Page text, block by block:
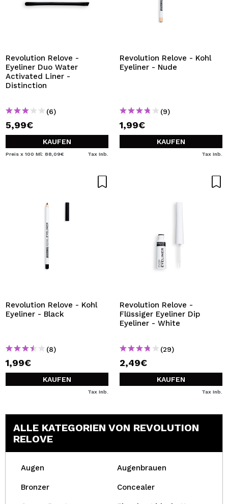
Revolution Relove -
Eyeliner Duo Water
Activated Liner -
Distinction
(6)
5,99€
KAUFEN
Preis x 100 Ml: 88,09€ Tax Inb.
Revolution Relove - Kohl
Eyeliner - Nude
(9)
1,99€
KAUFEN
Tax Inb.
Revolution Relove - Kohl
Eyeliner - Black
(8)
1,99€
KAUFEN
Tax Inb.
Revolution Relove -
Flüssiger Eyeliner Dip
Eyeliner - White
(29)
2,49€
KAUFEN
Tax Inb.
ALLE KATEGORIEN VON REVOLUTION
RELOVE
Augen Augenbrauen
Bronzer Concealer